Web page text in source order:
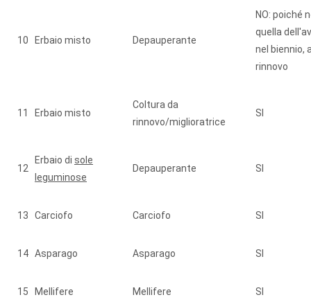
10 Erbaio misto Depauperante
NO: poiché
quella
nel biennio,
rinnovo
11 Erbaio misto
Coltura da
rinnovo/miglioratrice
SI
12
Erbaio di sole
leguminose
Depauperante SI
13 Carciofo Carciofo SI
14 Asparago Asparago SI
15 Mellifere Mellifere SI